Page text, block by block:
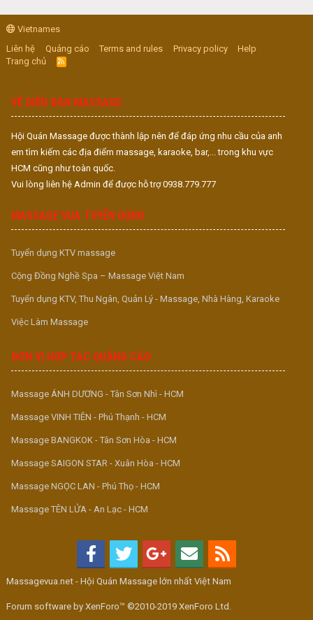
Vietnames
Liên hệ
Quảng cáo Terms and rules Privacy policy
Help
Trang chủ
R
S
VỀ DIỄN ĐÀN MASSAGE
Hội Quán Massage được thành lập nên để đáp ứng nhu cầu của anh
em tìm kiếm các địa điểm massage, karaoke, bar,... trong khu vực
HCM cũng như toàn quốc.
Vui lòng liên hệ Admin để được hỗ trợ 0938.779.777
MASSAGE VUA TUYỂN DỤNG
Tuyển dụng KTV massage
Cộng Đồng Nghề Spa – Massage Việt Nam
Tuyển dụng KTV, Thu Ngân, Quản Lý - Massage, Nhà Hàng, Karaoke
Việc Làm Massage
ĐƠN VỊ HỢP TÁC QUẢNG CÁO
Massage ÁNH DƯƠNG - Tân Sơn Nhì - HCM
Massage VINH TIÊN - Phú Thạnh - HCM
Massage BANGKOK - Tân Sơn Hòa - HCM
Massage SAIGON STAR - Xuân Hòa - HCM
Massage NGỌC LAN - Phú Thọ - HCM
Massage TÊN LỬA - An Lạc - HCM
Massagevua.net - Hội Quán Massage lớn nhất Việt Nam
Forum software by XenForo™ ©2010-2019 XenForo Ltd.